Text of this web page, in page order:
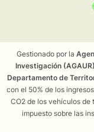
Gestionado por la
Investigación (AGAUR)
Departamento de
con el 50% de los
CO2 de los vehículos
impuesto sobre las